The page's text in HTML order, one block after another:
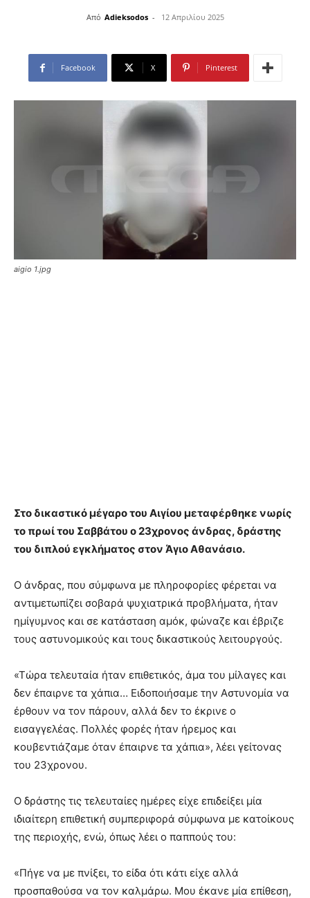
Από Adieksodos - 12 Απριλίου 2025
Facebook X Pinterest
aigio 1.jpg
Στο δικαστικό μέγαρο του Αιγίου μεταφέρθηκε νωρίς
το πρωί του Σαββάτου ο 23χρονος άνδρας, δράστης
του διπλού εγκλήματος στον Άγιο Αθανάσιο.
Ο άνδρας, που σύμφωνα με πληροφορίες φέρεται να
αντιμετωπίζει σοβαρά ψυχιατρικά προβλήματα, ήταν
ημίγυμνος και σε κατάσταση αμόκ, φώναζε και έβριζε
τους αστυνομικούς και τους δικαστικούς λειτουργούς.
«Τώρα τελευταία ήταν επιθετικός, άμα του μίλαγες και
δεν έπαιρνε τα χάπια… Ειδοποιήσαμε την Αστυνομία να
έρθουν να τον πάρουν, αλλά δεν το έκρινε ο
εισαγγελέας. Πολλές φορές ήταν ήρεμος και
κουβεντιάζαμε όταν έπαιρνε τα χάπια», λέει γείτονας
του 23χρονου.
Ο δράστης τις τελευταίες ημέρες είχε επιδείξει μία
ιδιαίτερη επιθετική συμπεριφορά σύμφωνα με κατοίκους
της περιοχής, ενώ, όπως λέει ο παππούς του:
«Πήγε να με πνίξει, το είδα ότι κάτι είχε αλλά
προσπαθούσα να τον καλμάρω. Μου έκανε μία επίθεση,